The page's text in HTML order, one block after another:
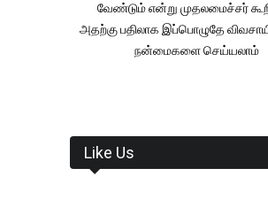
வேண்டும் என்று முதலமைச்சர்
அதற்கு பதிலாக இப்பொழுதே
நன்மைகளை செய்யலாம்
Like Us